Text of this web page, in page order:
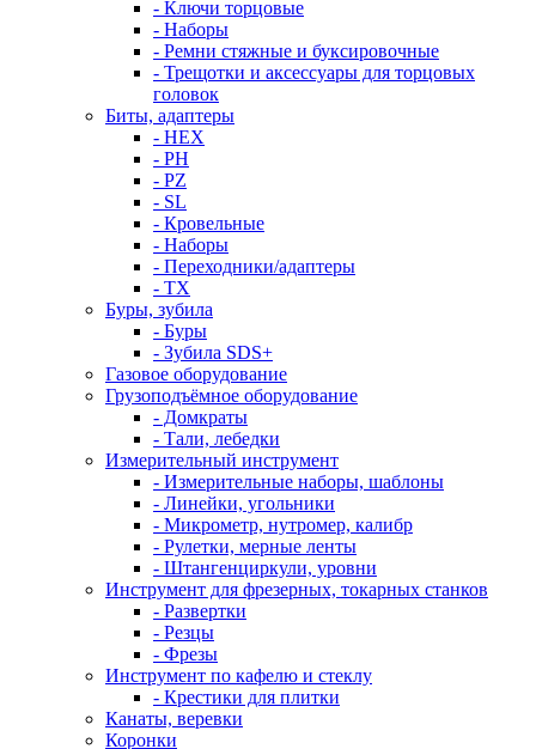
- Ключи торцовые
- Наборы
- Ремни стяжные и буксировочные
- Трещотки и аксессуары для торцовых
головок
Биты, адаптеры
- HEX
- PH
- PZ
- SL
- Кровельные
- Наборы
- Переходники/адаптеры
- ТX
Буры, зубила
- Буры
- Зубила SDS+
Газовое оборудование
Грузоподъёмное оборудование
- Домкраты
- Тали, лебедки
Измерительный инструмент
- Измерительные наборы, шаблоны
- Линейки, угольники
- Микрометр, нутромер, калибр
- Рулетки, мерные ленты
- Штангенциркули, уровни
Инструмент для фрезерных, токарных станков
- Развертки
- Резцы
- Фрезы
Инструмент по кафелю и стеклу
- Крестики для плитки
Канаты, веревки
Коронки